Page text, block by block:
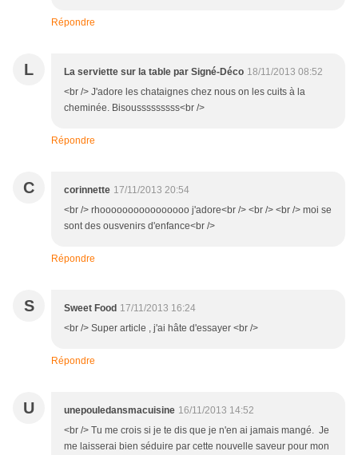
Répondre
L La serviette sur la table par Signé-Déco 18/11/2013 08:52
<br /> J'adore les chataignes chez nous on les cuits à la
cheminée. Bisousssssssss<br />
Répondre
C corinnette 17/11/2013 20:54
<br /> rhoooooooooooooooo j'adore<br /> <br /> <br /> moi se
sont des ousvenirs d'enfance<br />
Répondre
S Sweet Food 17/11/2013 16:24
<br /> Super article , j'ai hâte d'essayer <br />
Répondre
U unepouledansmacuisine 16/11/2013 14:52
<br /> Tu me crois si je te dis que je n'en ai jamais mangé. Je
me laisserai bien séduire par cette nouvelle saveur pour mon